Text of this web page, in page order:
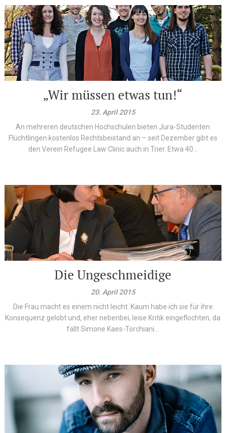
„Wir müssen etwas tun!“
23. April 2015
An mehreren deutschen Hochschulen bieten Jura-Studenten
Flüchtlingen kostenlos Rechtsbeistand an – seit Dezember gibt es
den Verein Refugee Law Clinic auch in Trier. Etwa 40...
Die Ungeschmeidige
20. April 2015
Die Frau macht es einem nicht leicht. Kaum habe ich sie für ihre
Konsequenz gelobt und, eher nebenbei, leise Kritik eingeflochten, da
fällt Simone Kaes-Torchiani...